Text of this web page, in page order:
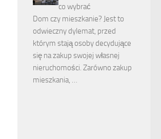
co wybrać
Dom czy mieszkanie? Jest to
odwieczny dylemat, przed
którym stają osoby decydujące
się na zakup swojej własnej
nieruchomości. Zarówno zakup
mieszkania, …